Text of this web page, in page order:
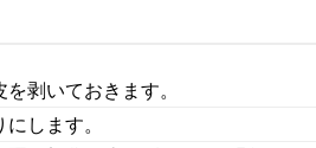
剥いておきます。
します。